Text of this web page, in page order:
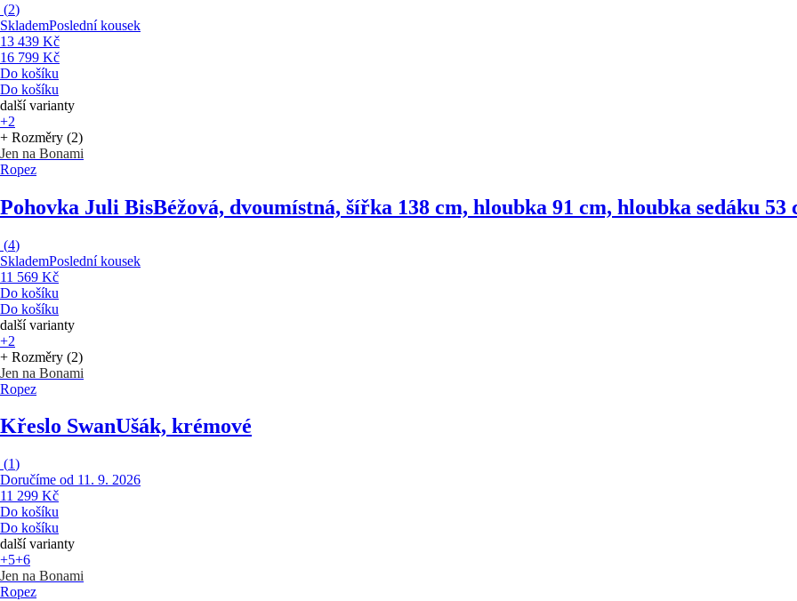
(2)
SklademPoslední kousek
13 439 Kč
16 799 Kč
Do košíku
Do košíku
další varianty
+2
+ Rozměry (2)
Jen na Bonami
Ropez
Pohovka Juli BisBéžová, dvoumístná, šířka 138 cm, hloubka 91 cm, hloubka sedáku 53
(4)
SklademPoslední kousek
11 569 Kč
Do košíku
Do košíku
další varianty
+2
+ Rozměry (2)
Jen na Bonami
Ropez
Křeslo SwanUšák, krémové
(1)
Doručíme od 11. 9. 2026
11 299 Kč
Do košíku
Do košíku
další varianty
+5+6
Jen na Bonami
Ropez